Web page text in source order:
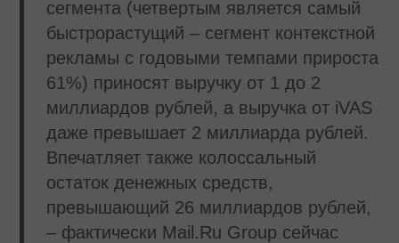
сегмента (четвертым является самый
быстрорастущий – сегмент контекстной
рекламы с годовыми темпами прироста
61%) приносят выручку от 1 до 2
миллиардов рублей, а выручка от iVAS
даже превышает 2 миллиарда рублей.
Впечатляет также колоссальный
остаток денежных средств,
превышающий 26 миллиардов рублей,
– фактически Mail.Ru Group сейчас